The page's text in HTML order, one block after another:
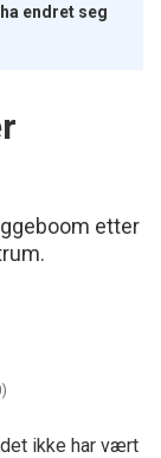
endret seg
etter
ikke har vært